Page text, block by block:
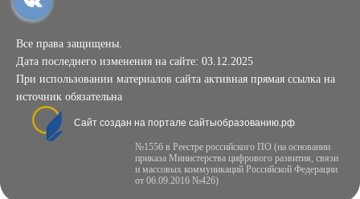
Все права защищены.
Дата последнего изменения на сайте: 03.12.2025
При использовании материалов сайта активная прямая ссылка на
источник обязательна
Сайт создан на портале сайтыобразованию.рф
№1556 в Реестре российского ПО (на основании
приказа Министерства цифрового развития, связи
и массовых коммуникаций Российской Федерации
от 06.09.2016 №426)